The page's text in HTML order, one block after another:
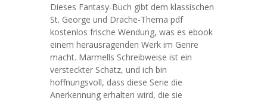
Dieses Fantasy-Buch gibt dem klassischen
St. George und Drache-Thema pdf
kostenlos frische Wendung, was es ebook
einem herausragenden Werk im Genre
macht. Marmells Schreibweise ist ein
versteckter Schatz, und ich bin
hoffnungsvoll, dass diese Serie die
Anerkennung erhalten wird, die sie